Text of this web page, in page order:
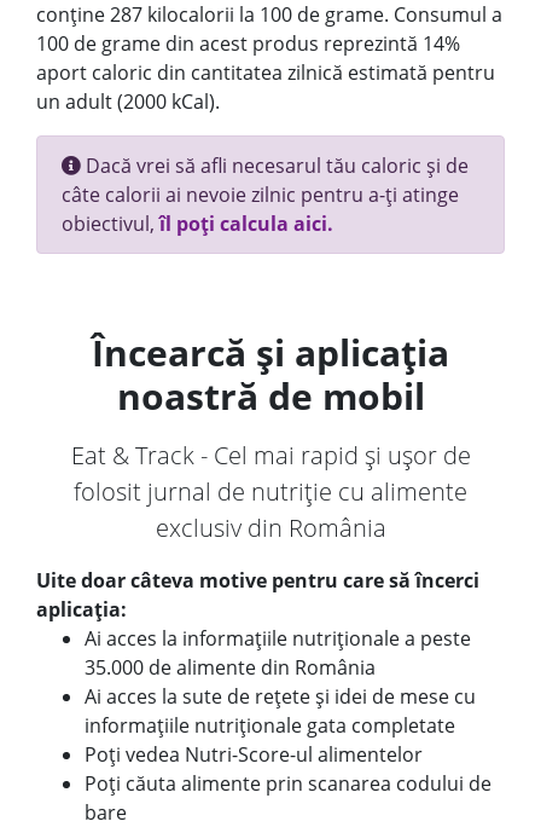
conține 287 kilocalorii la 100 de grame. Consumul a
100 de grame din acest produs reprezintă 14%
aport caloric din cantitatea zilnică estimată pentru
un adult (2000 kCal).
Dacă vrei să afli necesarul tău caloric și de
câte calorii ai nevoie zilnic pentru a-ți atinge
obiectivul,îl poți calcula aici.
Încearcă și aplicația
noastră de mobil
Eat & Track - Cel mai rapid și ușor de
folosit jurnal de nutriție cu alimente
exclusiv din România
Uite doar câteva motive pentru care să încerci
aplicația:
Ai acces la informațiile nutriționale a peste
35.000 de alimente din România
Ai acces la sute de rețete și idei de mese cu
informațiile nutriționale gata completate
Poți vedea Nutri-Score-ul alimentelor
Poți căuta alimente prin scanarea codului de
bare